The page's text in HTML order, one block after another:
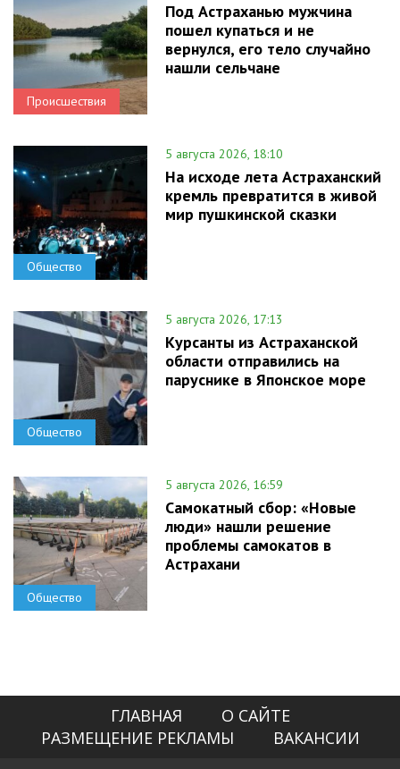
Происшествия
Под Астраханью мужчина
пошел купаться и не
вернулся, его тело случайно
нашли сельчане
Общество
5 августа 2026, 18:10
На исходе лета Астраханский
кремль превратится в живой
мир пушкинской сказки
Общество
5 августа 2026, 17:13
Курсанты из Астраханской
области отправились на
паруснике в Японское море
Общество
5 августа 2026, 16:59
Самокатный сбор: «Новые
люди» нашли решение
проблемы самокатов в
Астрахани
ГЛАВНАЯ
О САЙТЕ
РАЗМЕЩЕНИЕ РЕКЛАМЫ
ВАКАНСИИ